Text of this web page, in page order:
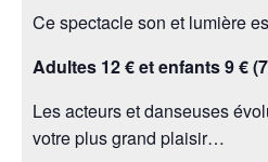
Ce spectacle son et lumière
Adultes 12 € et enfants 9 €
Les acteurs et danseuses
votre plus grand plaisir…